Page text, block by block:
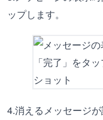
ップします。
4.消えるメッセージ